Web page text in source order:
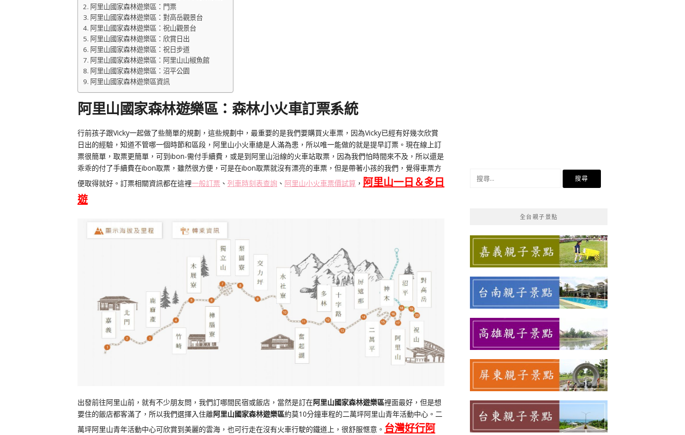
阿里山國家森林遊樂區：門票
阿里山國家森林遊樂區：對高岳觀景台
阿里山國家森林遊樂區：祝山觀景台
阿里山國家森林遊樂區：欣賞日出
阿里山國家森林遊樂區：祝日步道
阿里山國家森林遊樂區：阿里山山椒魚館
阿里山國家森林遊樂區：沼平公園
阿里山國家森林遊樂區資訊
阿里山國家森林遊樂區： 森林小火車訂票系統
行前孩子跟Vicky一起做了些簡單的規劃，這些規劃中，最重要的是我們要購買火車票，因為Vicky已經有好幾次欣賞
日出的經驗，知道不管哪一個時節和區段，阿里山小火車總是人滿為患，所以唯一能做的就是提早訂票。現在線上訂
票很簡單，取票更簡單，可到ibon-需付手續費，或是到阿里山沿線的火車站取票，因為我們怕時間來不及，所以還是
乖乖的付了手續費在ibon取票，雖然很方便，可是在ibon取票就沒有漂亮的車票，但是帶著小孩的我們，覺得車票方
便取得就好。訂票相關資訊都在這裡一般訂票 、 列車時刻表查詢 、 阿里山小火車票價試算 ， 阿里山一日＆多日
遊
出發前往阿里山前，就有不少朋友問，我們訂哪間民宿或飯店，當然是訂在阿里山國家森林遊樂區裡面最好，但是想
要住的飯店都客滿了，所以我們選擇入住離阿里山國家森林遊樂區約莫10分鐘車程的二萬坪阿里山青年活動中心。二
萬坪阿里山青年活動中心可欣賞到美麗的雲海，也可行走在沒有火車行駛的鐵道上，很舒服愜意。 台灣好行阿
全台親子景點